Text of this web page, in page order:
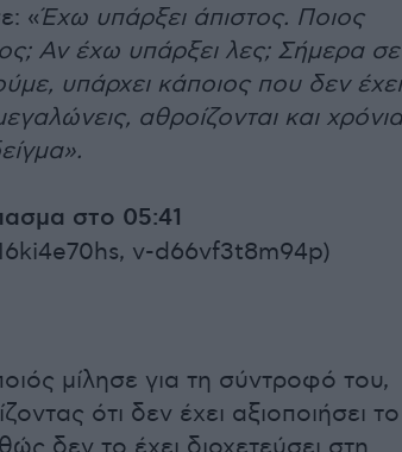
«Έχω υπάρξει άπιστος. Ποιος
Αν έχω υπάρξει λες; Σήμερα σε
υπάρχει κάποιος που δεν έχει
αθροίζονται και χρόνια
στο 05:41
v-d66vf3t8m94p)
μίλησε για τη σύντροφό του,
ότι δεν έχει αξιοποιήσει το